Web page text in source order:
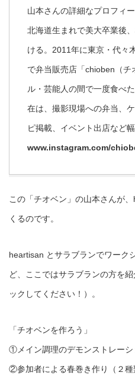
山本さんの詳細なプロフィー
北海道生まれで美大卒業後
ける。2011年に東京・代々
で弁当販売店「chioben（
ル・芸能人の間で一度食べ
在は、撮影現場への弁当、
ピ掲載、イベント出店など
www.instagram.com/
この「チオベン」の山本さんが
くるのです。
heartisan とサラブランでワーク
ど、ここではサラブランの方を
ックしてください！）。
「チオベンを作ろう」
①メイン調理のデモンストレーシ
②参加者による春巻き作り（２種